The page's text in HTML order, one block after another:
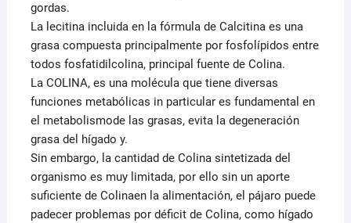
gordas.
La lecitina incluida en la fórmula de Calcitina es una
grasa compuesta principalmente por fosfolípidos entre
todos fosfatidilcolina, principal fuente de Colina.
La COLINA, es una molécula que tiene diversas
funciones metabólicas in particular es fundamental en
el metabolismode las grasas, evita la degeneración
grasa del hígado y.
Sin embargo, la cantidad de Colina sintetizada del
organismo es muy limitada, por ello sin un aporte
suficiente de Colinaen la alimentación, el pájaro puede
padecer problemas por déficit de Colina, como hígado